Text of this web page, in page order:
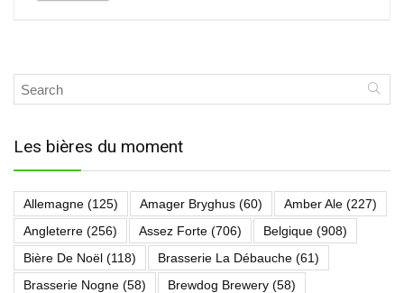
Les bières du moment
Allemagne (125) Amager Bryghus (60) Amber Ale (227)
Angleterre (256) Assez Forte (706) Belgique (908)
Bière De Noël (118) Brasserie La Débauche (61)
Brasserie Nogne (58) Brewdog Brewery (58)